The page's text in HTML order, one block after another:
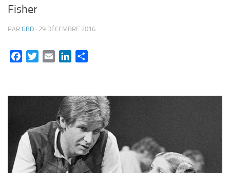
Fisher
PAR GBD · 29 DÉCEMBRE 2016
FacebookTwitterEmail LinkedIn